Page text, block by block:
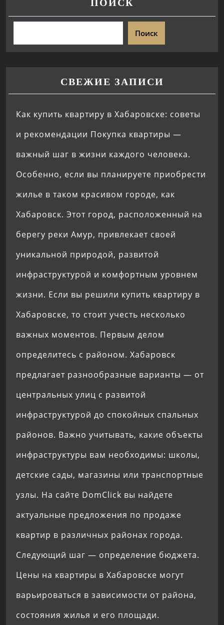
ПОИСК
Поиск
СВЕЖИЕ ЗАПИСИ
Как купить квартиру в Хабаровске: советы
и рекомендации Покупка квартиры —
важный шаг в жизни каждого человека.
Особенно, если вы планируете приобрести
жилье в таком красивом городе, как
Хабаровск. Этот город, расположенный на
берегу реки Амур, привлекает своей
уникальной природой, развитой
инфраструктурой и комфортным уровнем
жизни. Если вы решили купить квартиру в
Хабаровске, то стоит учесть несколько
важных моментов. Первым делом
определитесь с районом. Хабаровск
предлагает разнообразные варианты — от
центральных улиц с развитой
инфраструктурой до спокойных спальных
районов. Важно учитывать, какие объекты
инфраструктуры вам необходимы: школы,
детские сады, магазины или транспортные
узлы. На сайте DomClick вы найдете
актуальные предложения по продаже
квартир в различных районах города.
Следующий шаг — определение бюджета.
Цены на квартиры в Хабаровске могут
варьироваться в зависимости от района,
состояния жилья и его площади.